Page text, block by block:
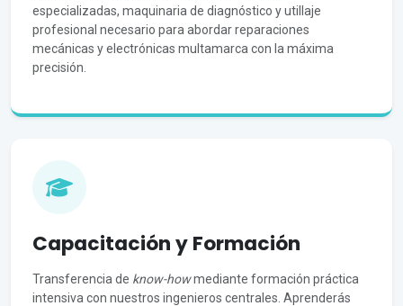
especializadas, maquinaria de diagnóstico y utillaje
profesional necesario para abordar reparaciones
mecánicas y electrónicas multamarca con la máxima
precisión.
Capacitación y Formación
Transferencia de know-howmediante formación práctica
intensiva con nuestros ingenieros centrales. Aprenderás